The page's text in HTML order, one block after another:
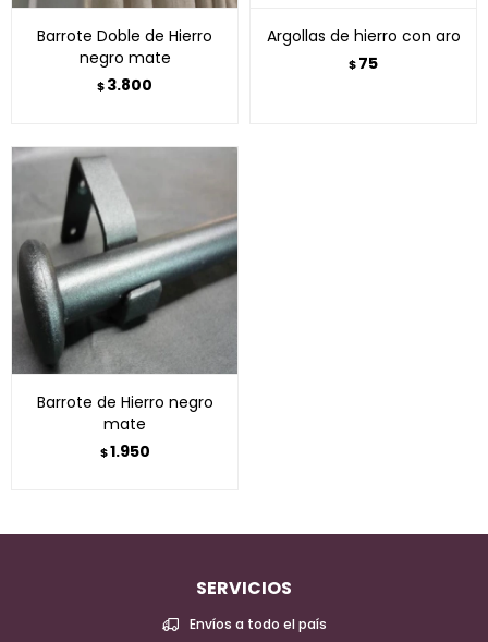
Barrote Doble de Hierro
negro mate
$3.800
Argollas de hierro con aro
$75
Barrote de Hierro negro
mate
$1.950
SERVICIOS
Envíos a todo el país